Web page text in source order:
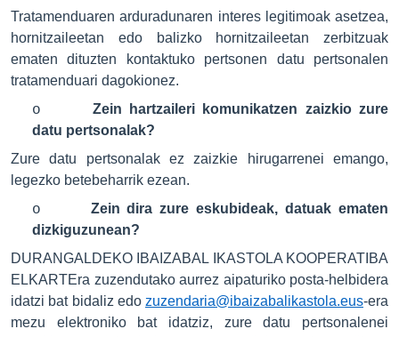
Tratamenduaren arduradunaren interes legitimoak asetzea,
hornitzaileetan edo balizko hornitzaileetan zerbitzuak
ematen dituzten kontaktuko pertsonen datu pertsonalen
tratamenduari dagokionez.
o Zein hartzaileri komunikatzen zaizkio zure
datu pertsonalak?
Zure datu pertsonalak ez zaizkie hirugarrenei emango,
legezko betebeharrik ezean.
o Zein dira zure eskubideak, datuak ematen
dizkiguzunean?
DURANGALDEKO IBAIZABAL IKASTOLA KOOPERATIBA
ELKARTEra zuzendutako aurrez aipaturiko posta-helbidera
idatzi bat bidaliz edo zuzendaria@ibaizabalikastola.eus-era
mezu elektroniko bat idatziz, zure datu pertsonalenei